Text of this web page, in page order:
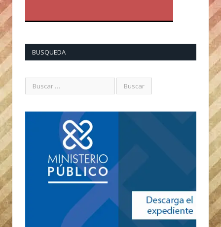
BUSQUEDA